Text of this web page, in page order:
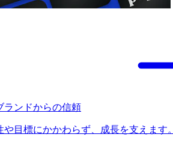
ランドからの信頼
目標にかかわらず、成長を支えます。